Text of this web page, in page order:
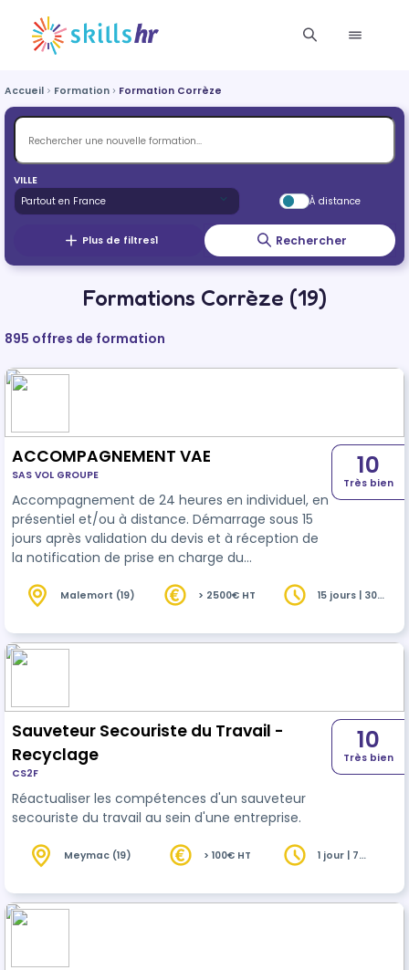
Accueil Formation Formation Corrèze
VILLE
À distance
Plus de filtres1 Rechercher
Formations Corrèze (19)
895 offres de formation
ACCOMPAGNEMENT VAE
SAS VOL GROUPE
Accompagnement de 24 heures en individuel, en
présentiel et/ou à distance. Démarrage sous 15
jours après validation du devis et à réception de
la notification de prise en charge du
heures sur une période moyenne de 3 à 6 mois.
disponibilités du candidat. Accompagnement à la
rédaction du livret 1 (4h), du livret 2 (18h) et
10
Très bien
Malemort (19) > 2500€ HT
15 jours | 30
Sauveteur Secouriste du Travail -
Recyclage
CS2F
Réactualiser les compétences d'un sauveteur
secouriste du travail au sein d'une entreprise.
10
Très bien
Meymac (19) > 100€ HT
1 jour | 7